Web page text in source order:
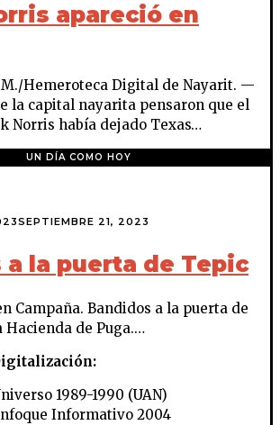
apareció en
Hemeroteca Digital de Nayarit. —
la capital nayarita pensaron que el
Norris había dejado Texas…
UN DÍA COMO HOY
SEPTIEMBRE 21, 2023
a la puerta de Tepic
Campaña. Bandidos a la puerta de
Hacienda de Puga.…
1989-1990 (UAN)
Informativo 2004